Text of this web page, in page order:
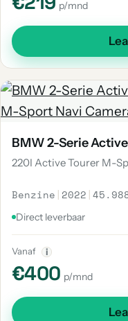
p/mnd
BMW 2-Serie
220I Active Tourer M-
Benzine | 2022 |
Direct leverbaar
Vanaf i
€400 p/mnd